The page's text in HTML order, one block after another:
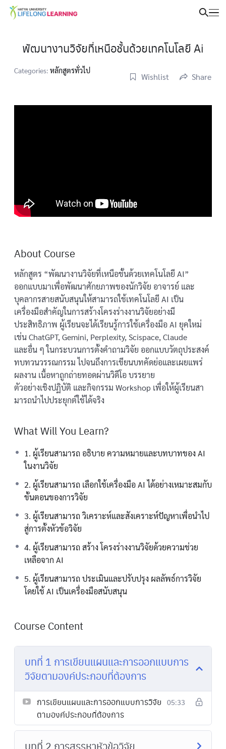
พัฒนางานวิจัยที่เหนือชั้นด้วยเทคโนโลยี Ai
Categories: หลักสูตรทั่วไป
Wishlist Share
About Course
หลักสูตร “พัฒนางานวิจัยที่เหนือชั้นด้วยเทคโนโลยี AI”
ออกแบบมาเพื่อพัฒนาศักยภาพของนักวิจัย อาจารย์ และ
บุคลากรสายสนับสนุนให้สามารถใช้เทคโนโลยี AI เป็น
เครื่องมือสําคัญในการสร้างโครงร่างงานวิจัยอย่างมี
ประสิทธิภาพ ผู้เรียนจะได้เรียนรู้การใช้เครื่องมือ AI ยุคใหม่
เช่น ChatGPT, Gemini, Perplexity, Scispace, Claude
และอื่น ๆ ในกระบวนการตั้งคําถามวิจัย ออกแบบวัตถุประสงค์
ทบทวนวรรณกรรม ไปจนถึงการเขียนบทคัดย่อและเผยแพร่
ผลงาน เนื้อหาถูกถ่ายทอดผ่านวิดีโอ บรรยาย
ตัวอย่างเชิงปฏิบัติ และกิจกรรม Workshop เพื่อให้ผู้เรียนสา
มารถนําไปประยุกต์ใช้ได้จริง
What Will You Learn?
1. ผู้เรียนสามารถ อธิบาย ความหมายและบทบาทของ AI
ในงานวิจัย
2. ผู้เรียนสามารถ เลือกใช้เครื่องมือ AI ได้อย่างเหมาะสมกับ
ขั้นตอนของการวิจัย
3. ผู้เรียนสามารถ วิเคราะห์และสังเคราะห์ปัญหาเพื่อนําไป
สู่การตั้งหัวข้อวิจัย
4. ผู้เรียนสามารถ สร้าง โครงร่างงานวิจัยด้วยความช่วย
เหลือจาก AI
5. ผู้เรียนสามารถ ประเมินและปรับปรุง ผลลัพธ์การวิจัย
โดยใช้ AI เป็นเครื่องมือสนับสนุน
Course Content
บทที่ 1 การเขียนแผนและการออกแบบการ
วิจัยตามองค์ประกอบที่ต้องการ
การเขียนแผนและการออกแบบการวิจัย
ตามองค์ประกอบที่ต้องการ
05:33
บทที่ 2 การสรรหาหัวข้อวิจัย